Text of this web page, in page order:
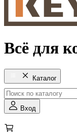
Всё для
Каталог
Вход